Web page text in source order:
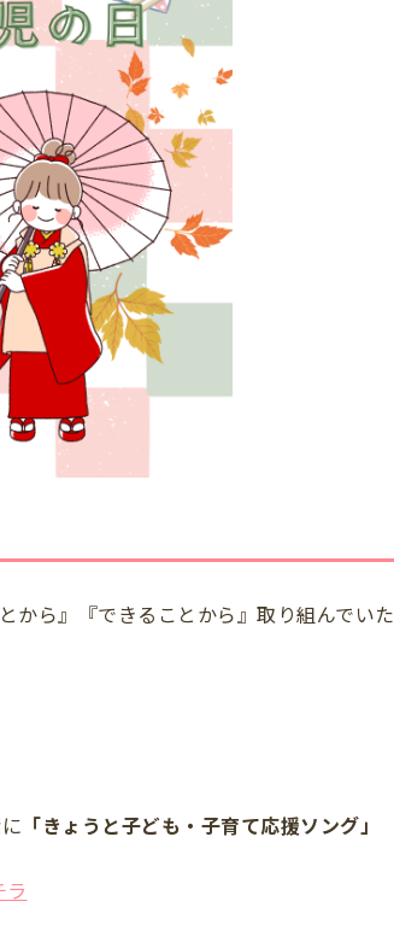
から』『できることから』取り組んでいた
「きょうと子ども・子育て応援ソング」
ラ